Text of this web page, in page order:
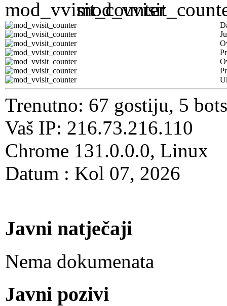
Trenutno: 67 gostiju, 5
Vaš IP: 216.73.216.110
Chrome 131.0.0.0, Linux
Datum : Kol 07, 2026
Javni natječaji
Nema dokumenata
Javni pozivi